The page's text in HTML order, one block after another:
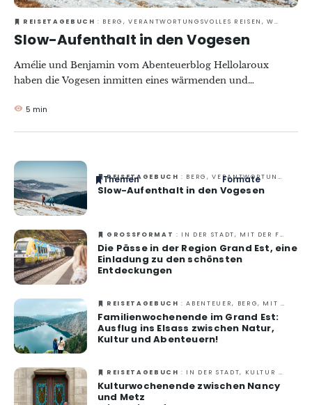
Themen Formate
#EstSideStory
Mit der Familie
Zu zweit
Natur
Berg
In der Stadt
Ausgefallen
REISETAGEBUCH : BERG, VERANTWORTUNGSVOLLES REISEN, WELLNESS, ZU ZWEIT
Slow-Aufenthalt in den Vogesen
Amélie und Benjamin vom Abenteuerblog Hellolaroux
haben die Vogesen inmitten eines wärmenden und
prägten ihren Aufenthalt, der reich an Entdeckungen war.
5 min
REISETAGEBUCH : BERG, VERANTWORTUNGSVOLLES REISEN, WELLNESS, ZU ZWEIT
Slow-Aufenthalt in den Vogesen
GROSSFORMAT : IN DER STADT, MIT DER FAMILIE, MIT FREUNDEN, VERANTWORTUNGSVOLLES REISEN, ZU ZWEIT
Die Pässe in der Region Grand Est, eine
Einladung zu den schönsten
Entdeckungen
REISETAGEBUCH : ABENTEUER, BERG, MIT DER FAMILIE, NATUR, SOMMER, VERANTWORTUNGSVOLLES REISEN
Familienwochenende im Grand Est:
Ausflug ins Elsass zwischen Natur,
Kultur und Abenteuern!
REISETAGEBUCH : IN DER STADT, KULTUR & KULTURERBE, VERANTWORTUNGSVOLLES REISEN, ZU ZWEIT
Kulturwochenende zwischen Nancy
und Metz